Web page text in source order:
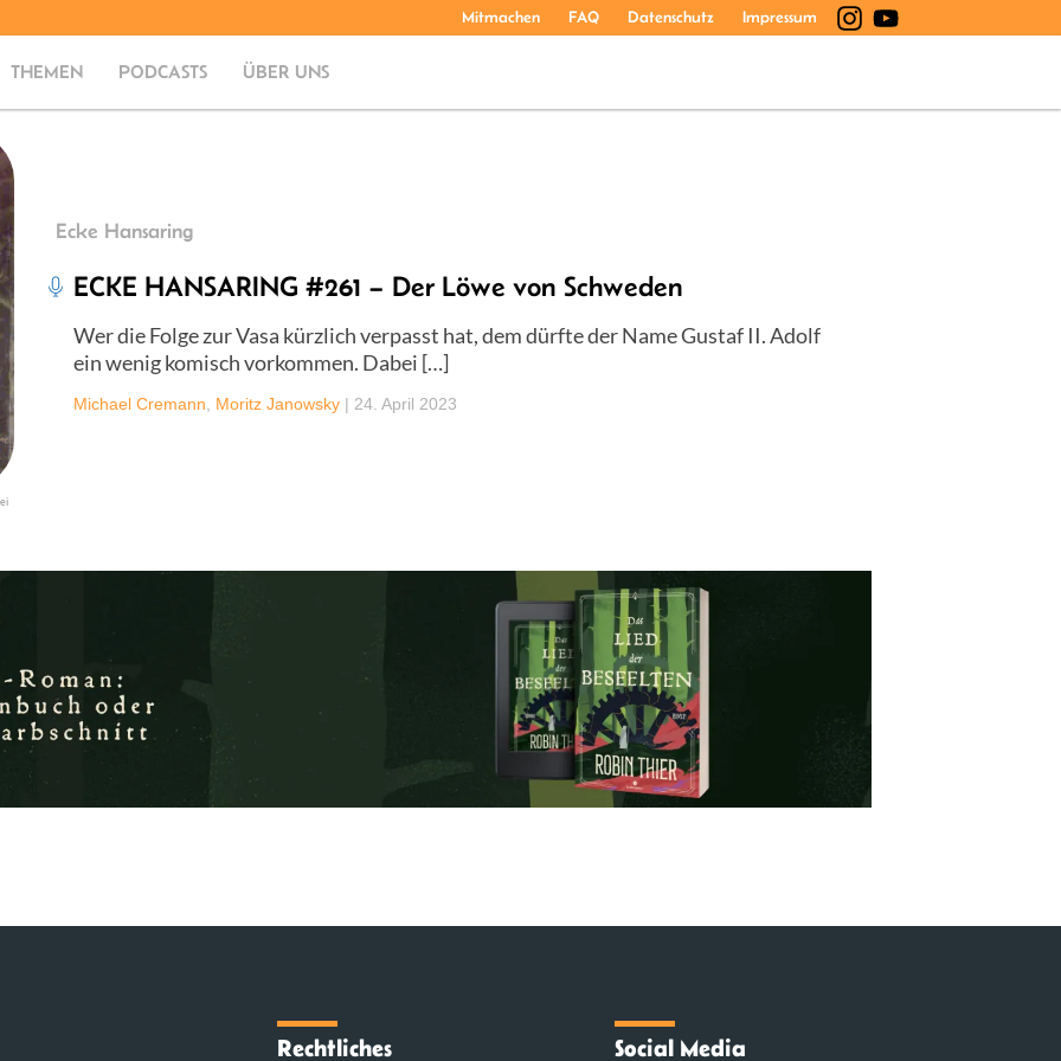
Mitmachen FAQ Datenschutz Impressum
THEMEN PODCASTS ÜBER UNS
Ecke Hansaring
ECKE HANSARING #261 – Der Löwe von Schweden
Wer die Folge zur Vasa kürzlich verpasst hat, dem dürfte der Name Gustaf II. Adolf
ein wenig komisch vorkommen. Dabei […]
Michael Cremann Moritz Janowsky | 24. April 2023
Rechtliches Social Media